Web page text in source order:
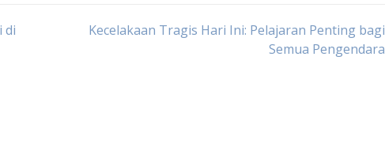
di
Kecelakaan Tragis Hari Ini: Pelajaran Penting bagi
Semua Pengendara